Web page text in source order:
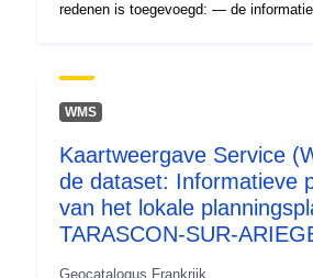
redenen is toegevoegd: — de
worden gevoegd; — informatie over grafische
documenten ter informatie. In deze dataset vindt u
Perimeters) en 05 (Deferred
deze voorkomen op de grafische
WMS
Kaartweergave Service
de dataset: Informatieve
van het lokale
TARASCON-SUR-
Geocatalogus Frankrijk